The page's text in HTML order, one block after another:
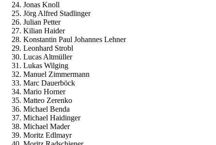
Jonas Knoll
Jörg Alfred Stadlinger
Julian Petter
Kilian Haider
Konstantin Paul Johannes Lehner
Leonhard Strobl
Lucas Altmüller
Lukas Wilging
Manuel Zimmermann
Marc Dauerböck
Mario Horner
Matteo Zerenko
Michael Benda
Michael Haidinger
Michael Mader
Moritz Edlmayr